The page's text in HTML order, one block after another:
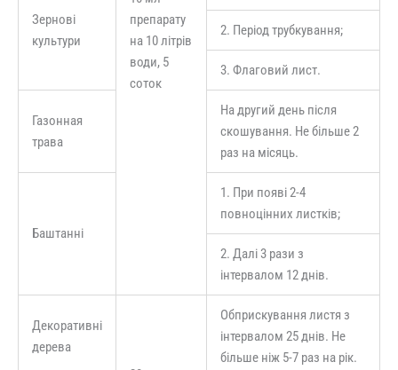
препарату
на 10 літрів
води, 5
соток
Зернові
культури
2. Період трубкування;
3. Флаговий лист.
Газонная
трава
На другий день після
скошування. Не більше 2
раз на місяць.
Баштанні
1. При появі 2-4
повноцінних листків;
2. Далі 3 рази з
інтервалом 12 днів.
Декоративні
дерева
Обприскування листя з
інтервалом 25 днів. Не
більше ніж 5-7 раз на рік.